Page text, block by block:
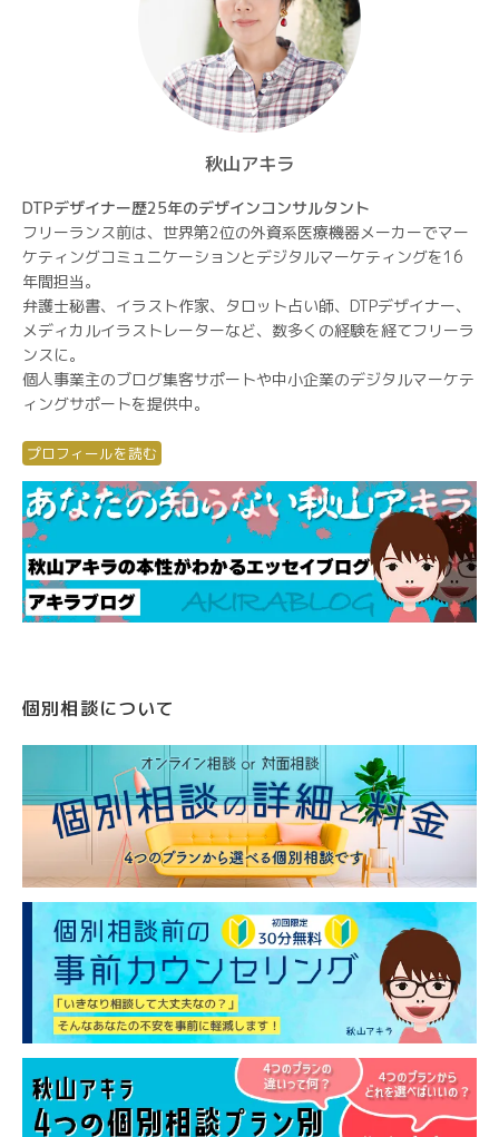
秋山アキラ
DTPデザイナー歴25年のデザインコンサルタント
フリーランス前は、世界第2位の外資系医療機器メーカーでマー
ケティングコミュニケーションとデジタルマーケティングを16
年間担当。
弁護士秘書、イラスト作家、タロット占い師、DTPデザイナー、
メディカルイラストレーターなど、数多くの経験を経てフリーラ
ンスに。
個人事業主のブログ集客サポートや中小企業のデジタルマーケテ
ィングサポートを提供中。
プロフィールを読む
個別相談について